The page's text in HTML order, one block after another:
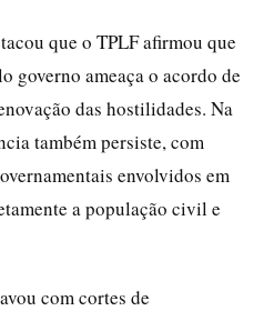
que o TPLF afirmou que
governo ameaça o acordo de
das hostilidades. Na
também persiste, com
envolvidos em
a população civil e
com cortes de